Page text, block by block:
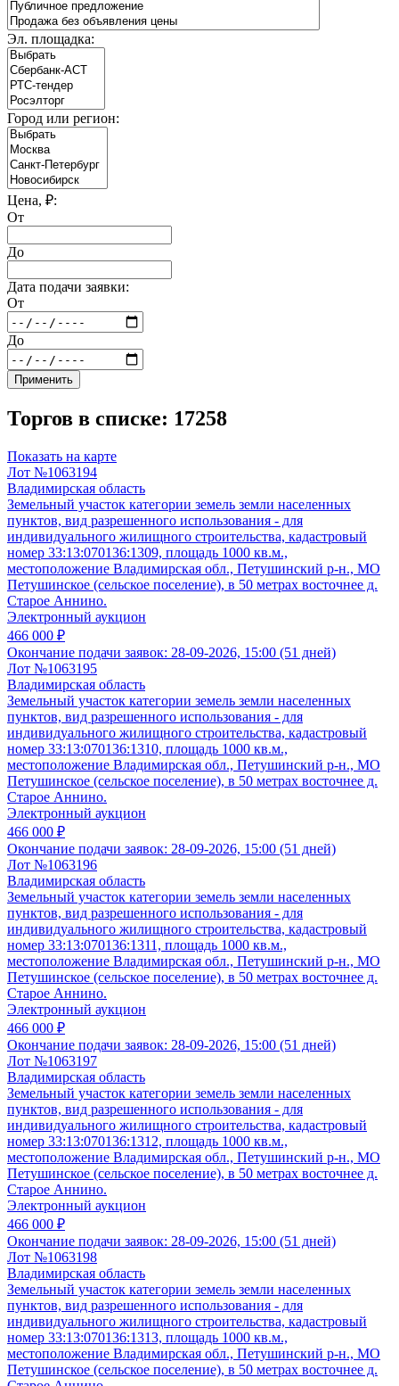
Эл. площадка:
Город или регион:
Цена, ₽:
От
До
Дата подачи заявки:
От
До
Применить
Торгов в списке: 17258
Показать на карте
Лот №1063194
Владимирская область
Земельный участок категории земель земли населенных
пунктов, вид разрешенного использования - для
индивидуального жилищного строительства, кадастровый
номер 33:13:070136:1309, площадь 1000 кв.м.,
местоположение Владимирская обл., Петушинский р-н., МО
Петушинское (сельское поселение), в 50 метрах восточнее д.
Старое Аннино.
Электронный аукцион
466 000 ₽
Окончание подачи заявок: 28-09-2026, 15:00 (51 дней)
Лот №1063195
Владимирская область
Земельный участок категории земель земли населенных
пунктов, вид разрешенного использования - для
индивидуального жилищного строительства, кадастровый
номер 33:13:070136:1310, площадь 1000 кв.м.,
местоположение Владимирская обл., Петушинский р-н., МО
Петушинское (сельское поселение), в 50 метрах восточнее д.
Старое Аннино.
Электронный аукцион
466 000 ₽
Окончание подачи заявок: 28-09-2026, 15:00 (51 дней)
Лот №1063196
Владимирская область
Земельный участок категории земель земли населенных
пунктов, вид разрешенного использования - для
индивидуального жилищного строительства, кадастровый
номер 33:13:070136:1311, площадь 1000 кв.м.,
местоположение Владимирская обл., Петушинский р-н., МО
Петушинское (сельское поселение), в 50 метрах восточнее д.
Старое Аннино.
Электронный аукцион
466 000 ₽
Окончание подачи заявок: 28-09-2026, 15:00 (51 дней)
Лот №1063197
Владимирская область
Земельный участок категории земель земли населенных
пунктов, вид разрешенного использования - для
индивидуального жилищного строительства, кадастровый
номер 33:13:070136:1312, площадь 1000 кв.м.,
местоположение Владимирская обл., Петушинский р-н., МО
Петушинское (сельское поселение), в 50 метрах восточнее д.
Старое Аннино.
Электронный аукцион
466 000 ₽
Окончание подачи заявок: 28-09-2026, 15:00 (51 дней)
Лот №1063198
Владимирская область
Земельный участок категории земель земли населенных
пунктов, вид разрешенного использования - для
индивидуального жилищного строительства, кадастровый
номер 33:13:070136:1313, площадь 1000 кв.м.,
местоположение Владимирская обл., Петушинский р-н., МО
Петушинское (сельское поселение), в 50 метрах восточнее д.